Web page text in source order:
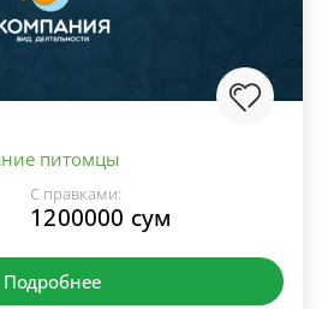
питомцы
С правками:
1200000 сум
Подробнее